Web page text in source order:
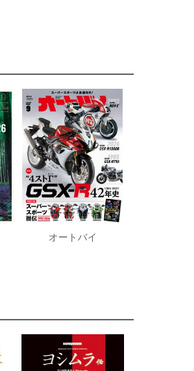
オートバイ